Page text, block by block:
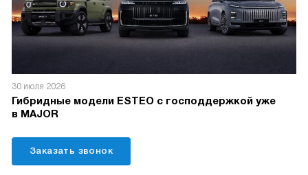
30 июля 2026
Гибридные модели ESTEO с господдержкой уже
в MAJOR
Заказать звонок